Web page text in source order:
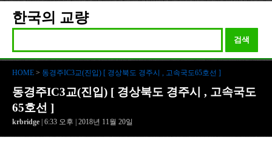
한국의 교량
검색
HOME > 동경주IC3교(진입) [ 경상북도 경주시 , 고속국도65호선 ]
동경주IC3교(진입) [ 경상북도 경주시 , 고속국도
65호선 ]
krbridge | 6:33 오후 | 2018년 11월 20일